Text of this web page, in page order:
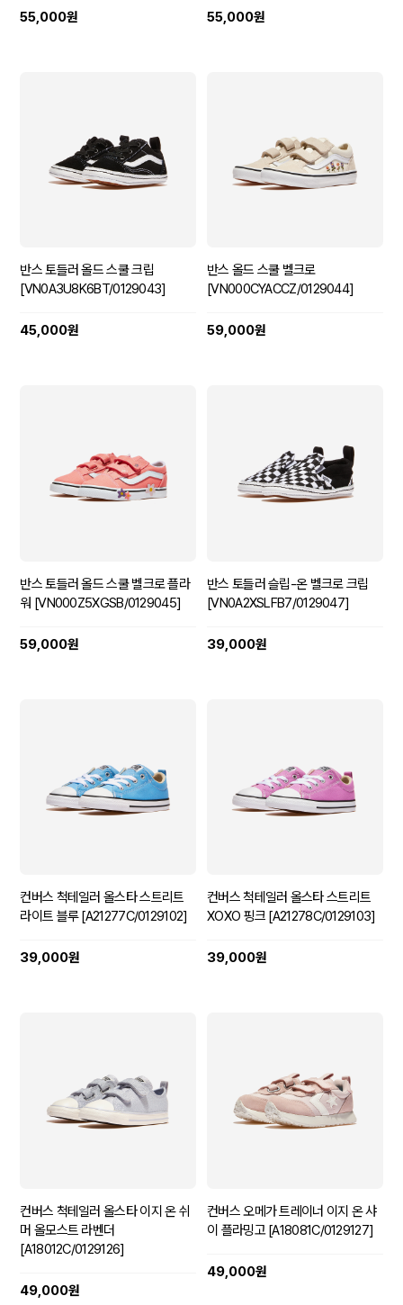
55,000원 55,000원
반스 토들러 올드 스쿨 크립
[VN0A3U8K6BT/0129043]
45,000원
반스 올드 스쿨 벨크로
[VN000CYACCZ/0129044]
59,000원
반스 토들러 올드 스쿨 벨크로 플라
워 [VN000Z5XGSB/0129045]
59,000원
반스 토들러 슬립-온 벨크로 크립
[VN0A2XSLFB7/0129047]
39,000원
컨버스 척테일러 올스타 스트리트
라이트 블루 [A21277C/0129102]
39,000원
컨버스 척테일러 올스타 스트리트
XOXO 핑크 [A21278C/0129103]
39,000원
컨버스 척테일러 올스타 이지 온 쉬
머 올모스트 라벤더
[A18012C/0129126]
49,000원
컨버스 오메가 트레이너 이지 온 샤
이 플라밍고 [A18081C/0129127]
49,000원